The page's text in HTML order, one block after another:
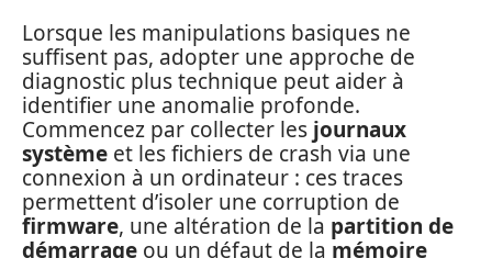
Lorsque les manipulations basiques ne
suffisent pas, adopter une approche de
diagnostic plus technique peut aider à
identifier une anomalie profonde.
Commencez par collecter les journaux
système et les fichiers de crash via une
connexion à un ordinateur : ces traces
permettent d’isoler une corruption de
firmware, une altération de la partition de
démarrage ou un défaut de la mémoire